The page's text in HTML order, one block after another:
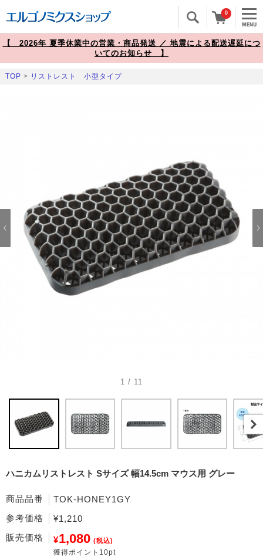
0
【 2026年 夏季休業中の営業・商品発送 ／ 地震による配送遅延につ
いてのお知らせ 】
TOP > リストレスト 小型タイプ
1 / 11
ハニカムリストレスト Sサイズ 幅14.5cm マウス用 グレー
商品品番
TOK-HONEY1GY
参考価格
¥1,210
販売価格
¥1,080 (税込)
獲得ポイント10pt